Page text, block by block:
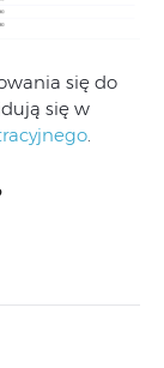
się do
się w
.